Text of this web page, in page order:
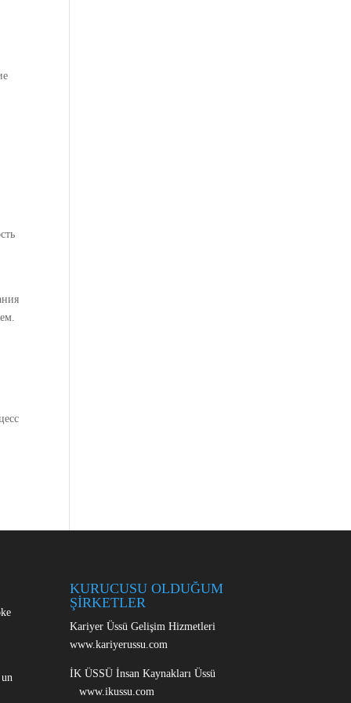
KURUCUSU OLDUĞUM
ŞİRKETLER
Kariyer Üssü Gelişim Hizmetleri
www.kariyerussu.com
İK ÜSSÜ İnsan Kaynakları Üssü
www.ikussu.com